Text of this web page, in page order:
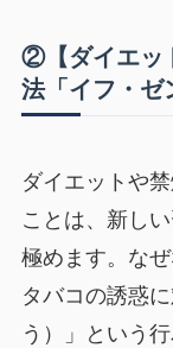
②【ダイエッ
法「イフ・ゼ
ダイエットや
ことは、新し
極めます。な
タバコの誘惑
う）」という